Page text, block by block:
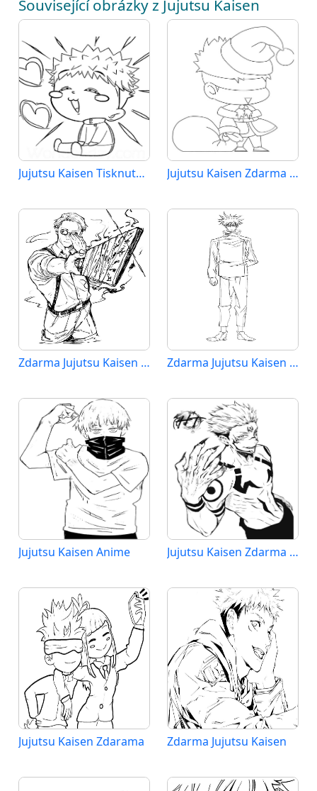
Související obrázky z Jujutsu Kaisen
Jujutsu Kaisen Tisknutelná Jujutsu Kaisen Zdarma Tisknutelná
Zdarma Jujutsu Kaisen Vymalovatelné Zdarma Jujutsu Kaisen Obrázek
Jujutsu Kaisen Anime Jujutsu Kaisen Zdarma pro Děti
Jujutsu Kaisen Zdarama Zdarma Jujutsu Kaisen